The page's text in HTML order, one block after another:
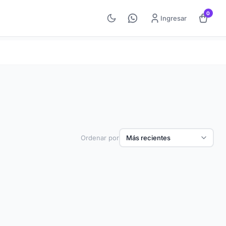
Ingresar
0
Ordenar por